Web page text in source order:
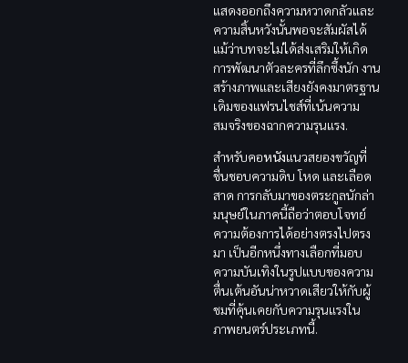
แสดงออกถึงความหวาดกลัวและ
ความสิ้นหวังนั้นพอจะสัมผัสได้
แม้ว่าบทจะไม่ได้ส่งเสริมให้เกิด
การพัฒนาตัวละครที่ลึกซึ้งนัก งาน
สร้างภาพและเสียงยังคงมาตรฐาน
เดิมของแฟรนไชส์ที่เน้นความ
สมจริงของฉากความรุนแรง.
สำหรับคอหนังแนวสยองขวัญที่
ชื่นชอบความดิบ โหด และเลือด
สาด การกลับมาของตระกูลนักล่า
มนุษย์ในภาคนี้ถือว่าตอบโจทย์
ความต้องการได้อย่างตรงไปตรง
มา เป็นอีกหนึ่งทางเลือกที่มอบ
ความบันเทิงในรูปแบบของความ
ตื่นเต้นอันน่าหวาดเสียวให้กับผู้
ชมที่คุ้นเคยกับความรุนแรงใน
ภาพยนตร์ประเภทนี้.